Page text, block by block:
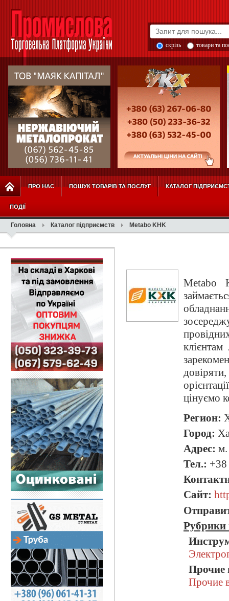
скрізь товари та
ПРО НАС ПОШУК ТОВАРІВ ТА ПОСЛУГ КАТАЛОГ
ПОДІЇ
Головна Каталог підприємств Metabo KHK
Metabo
цінуємо
Регион:
Город:
Адрес: м.
Тел.:
Сайт:
Рубрики
Прочие
Прочие